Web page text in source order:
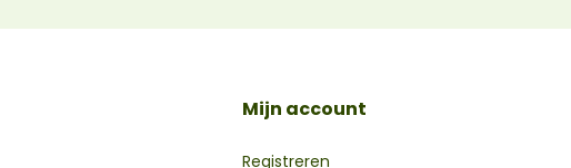
Mijn account
Registreren